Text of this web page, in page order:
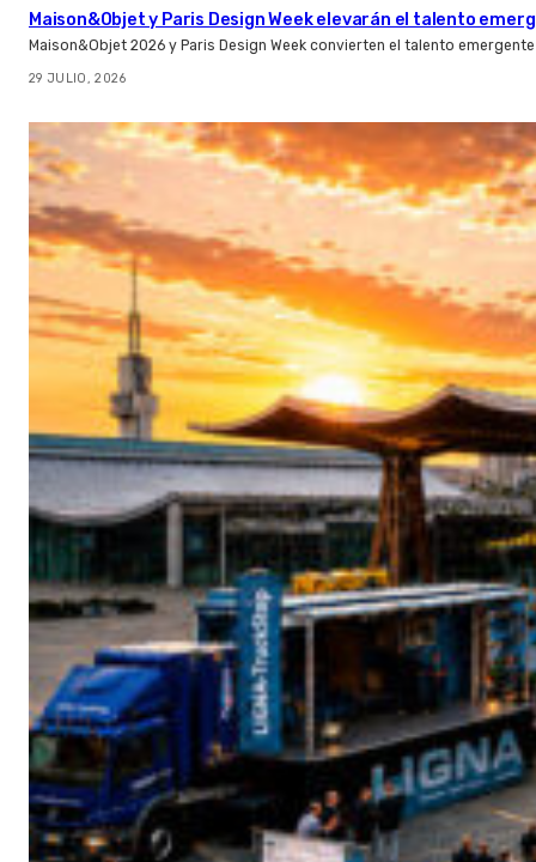
Maison&Objet y Paris Design Week elevarán el talento
Maison&Objet 2026 y Paris Design Week convierten el talento
29 JULIO, 2026